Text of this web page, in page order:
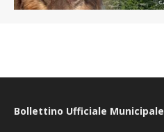
Bollettino Ufficiale Municipale